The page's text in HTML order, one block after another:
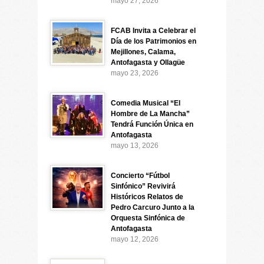
FCAB Invita a Celebrar el
Día de los Patrimonios en
Mejillones, Calama,
Antofagasta y Ollagüe
mayo 23, 2026
Comedia Musical “El
Hombre de La Mancha”
Tendrá Función Única en
Antofagasta
mayo 13, 2026
Concierto “Fútbol
Sinfónico” Revivirá
Históricos Relatos de
Pedro Carcuro Junto a la
Orquesta Sinfónica de
Antofagasta
mayo 12, 2026